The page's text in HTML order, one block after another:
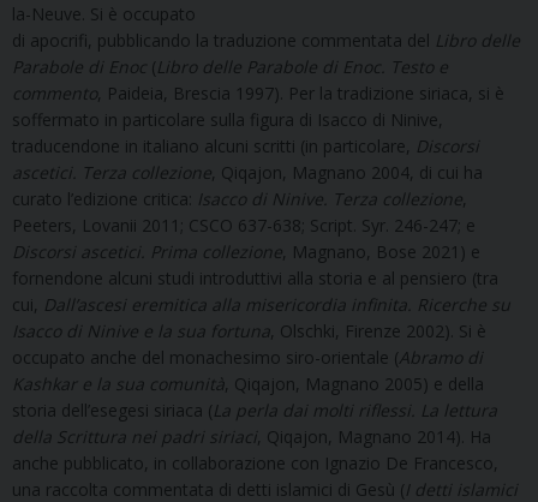
la-Neuve. Si è occupato
di apocrifi, pubblicando la traduzione commentata del Libro delle
Parabole di Enoc (Libro delle Parabole di Enoc. Testo e
commento , Paideia, Brescia 1997). Per la tradizione siriaca, si è
soffermato in particolare sulla figura di Isacco di Ninive,
traducendone in italiano alcuni scritti (in particolare, Discorsi
ascetici. Terza collezione , Qiqajon, Magnano 2004, di cui ha
curato l’edizione critica: Isacco di Ninive. Terza collezione
Peeters, Lovanii 2011; CSCO 637-638; Script. Syr. 246-247; e
Discorsi ascetici. Prima collezione , Magnano, Bose 2021) e
fornendone alcuni studi introduttivi alla storia e al pensiero (tra
cui, Dall’ascesi eremitica alla misericordia infinita. Ricerche su
Isacco di Ninive e la sua fortuna , Olschki, Firenze 2002). Si è
occupato anche del monachesimo siro-orientale (Abramo di
Kashkar e la sua comunità , Qiqajon, Magnano 2005) e della
storia dell’esegesi siriaca (La perla dai molti riflessi. La lettura
della Scrittura nei padri siriaci , Qiqajon, Magnano 2014). Ha
anche pubblicato, in collaborazione con Ignazio De Francesco,
una raccolta commentata di detti islamici di Gesù (I detti islamici